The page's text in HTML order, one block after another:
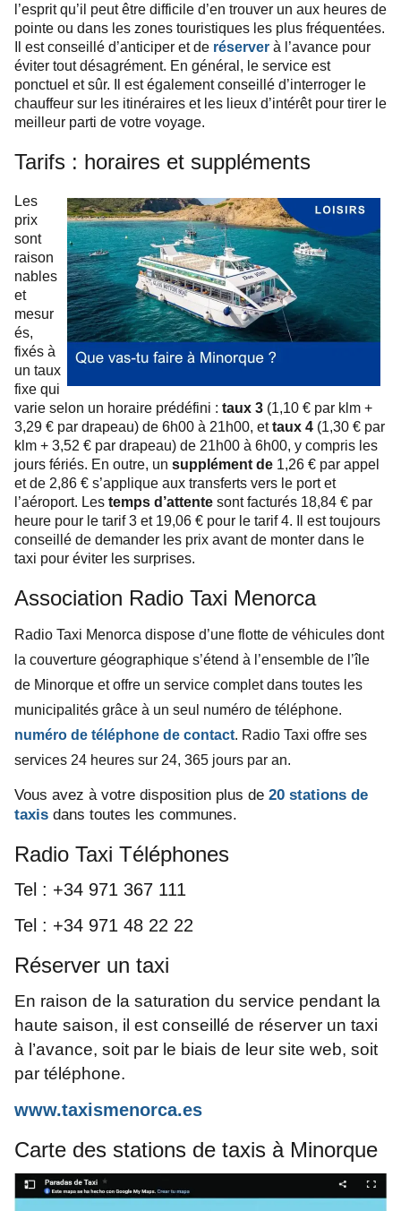
l’esprit qu’il peut être difficile d’en trouver un aux heures de
pointe ou dans les zones touristiques les plus fréquentées.
Il est conseillé d’anticiper et de réserver à l’avance pour
éviter tout désagrément. En général, le service est
ponctuel et sûr. Il est également conseillé d’interroger le
chauffeur sur les itinéraires et les lieux d’intérêt pour tirer le
meilleur parti de votre voyage.
Tarifs : horaires et suppléments
Les
prix
sont
raison
nables
et
mesur
és,
fixés à
un taux
fixe qui
varie selon un horaire prédéfini : taux 3 (1,10 € par klm +
3,29 € par drapeau) de 6h00 à 21h00, ettaux 4 (1,30 € par
klm + 3,52 € par drapeau) de 21h00 à 6h00, y compris les
jours fériés. En outre, un supplément de 1,26 € par appel
et de 2,86 € s’applique aux transferts vers le port et
l’aéroport. Les temps d’attente sont facturés 18,84 € par
heure pour le tarif 3 et 19,06 € pour le tarif 4. Il est toujours
conseillé de demander les prix avant de monter dans le
taxi pour éviter les surprises.
Association Radio Taxi Menorca
Radio Taxi Menorca dispose d’une flotte de véhicules dont
la couverture géographique s’étend à l’ensemble de l’île
de Minorque et offre un service complet dans toutes les
municipalités grâce à un seul numéro de téléphone.
numéro de téléphone de contact. Radio Taxi offre ses
services 24 heures sur 24, 365 jours par an.
Vous avez à votre disposition plus de 20 stations de
taxis dans toutes les communes.
Radio Taxi Téléphones
Tel : +34 971 367 111
Tel : +34 971 48 22 22
Réserver un taxi
En raison de la saturation du service pendant la
haute saison, il est conseillé de réserver un taxi
à l’avance, soit par le biais de leur site web, soit
par téléphone.
www.taxismenorca.es
Carte des stations de taxis à Minorque